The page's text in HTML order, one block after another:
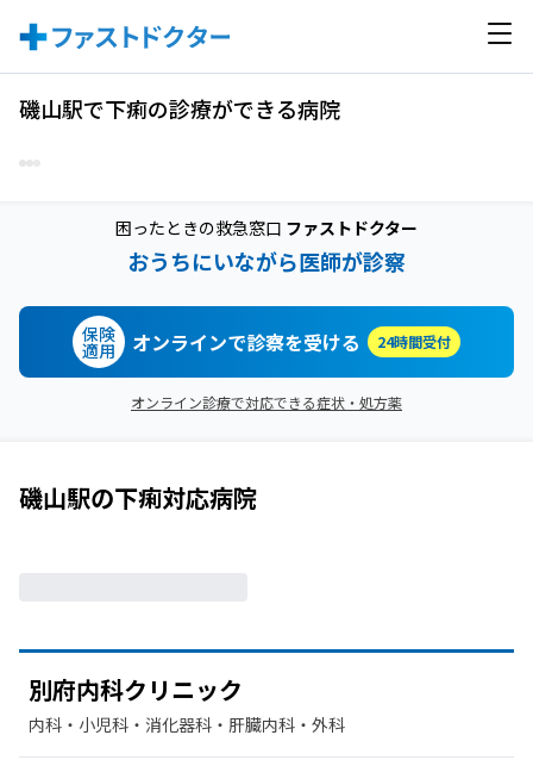
磯山駅で下痢の診療ができる病院
困ったときの救急窓口 ファストドクター
おうちにいながら医師が診察
保険
適用 オンラインで診察を受ける 24時間受付
オンライン診療で対応できる症状・処方薬
磯山駅の下痢対応病院
別府内科クリニック
内科・​小児科・​消化器科・​肝臓内科・外科